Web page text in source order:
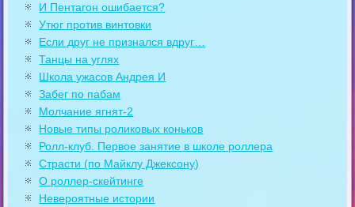
И Пентагон ошибается?
Утюг против винтовки
Если друг не признался вдруг…
Танцы на углях
Школа ужасов Андрея И
Забег по пабам
Молчание ягнят-2
Новые типы роликовых коньков
Ролл-клуб. Первое занятие в школе роллера
Страсти (по Майклу Джексону)
О роллер-скейтинге
Невероятные истории